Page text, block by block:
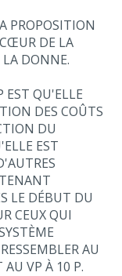
PROPOSITION
DE LA
DONNE.
EST QU'ELLE
DES COÛTS
DU
EST
LE DÉBUT DU
CEUX QUI
AU
AU VP À 10 P.